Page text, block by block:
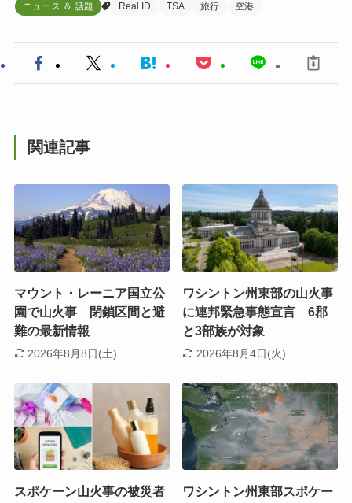
ニュース ＆ 話題 Real ID TSA 旅行 空港
関連記事
マウント・レーニア国立公
園で山火事 閉鎖区間と避
難の最新情報
2026年8月8日(土)
ワシントン州東部の山火事
に連邦緊急事態宣言 6郡
と3部族が対象
2026年8月4日(火)
スポケーン山火事の被災者
ワシントン州東部スポケー